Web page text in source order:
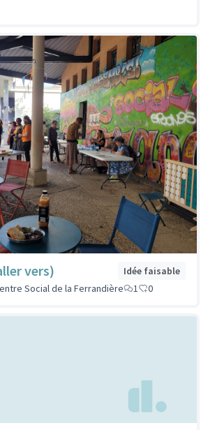
vers)
Idée faisable
Social de la Ferrandière
1 0